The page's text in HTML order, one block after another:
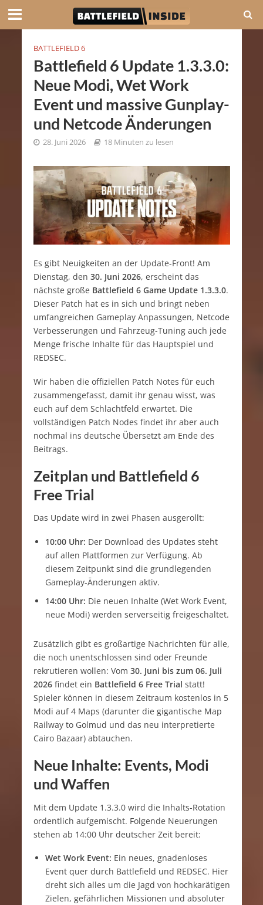
BATTLEFIELD 6
Battlefield 6 Update 1.3.3.0:
Neue Modi, Wet Work
Event und massive Gunplay-
und Netcode Änderungen
28. Juni 2026 18 Minuten zu lesen
Es gibt Neuigkeiten an der Update-Front! Am
Dienstag, den 30. Juni 2026, erscheint das
nächste große Battlefield 6 Game Update 1.3.3.0.
Dieser Patch hat es in sich und bringt neben
umfangreichen Gameplay Anpassungen, Netcode
Verbesserungen und Fahrzeug-Tuning auch jede
Menge frische Inhalte für das Hauptspiel und
REDSEC.
Wir haben die offiziellen Patch Notes für euch
zusammengefasst, damit ihr genau wisst, was
euch auf dem Schlachtfeld erwartet. Die
vollständigen Patch Nodes findet ihr aber auch
nochmal ins deutsche Übersetzt am Ende des
Beitrags.
Zeitplan und Battlefield 6
Free Trial
Das Update wird in zwei Phasen ausgerollt:
10:00 Uhr: Der Download des Updates steht
auf allen Plattformen zur Verfügung. Ab
diesem Zeitpunkt sind die grundlegenden
Gameplay-Änderungen aktiv.
14:00 Uhr: Die neuen Inhalte (Wet Work Event,
neue Modi) werden serverseitig freigeschaltet.
Zusätzlich gibt es großartige Nachrichten für alle,
die noch unentschlossen sind oder Freunde
rekrutieren wollen: Vom 30. Juni bis zum 06. Juli
2026findet ein Battlefield 6 Free Trial statt!
Spieler können in diesem Zeitraum kostenlos in 5
Modi auf 4 Maps (darunter die gigantische Map
Railway to Golmud und das neu interpretierte
Cairo Bazaar) abtauchen.
Neue Inhalte: Events, Modi
und Waffen
Mit dem Update 1.3.3.0 wird die Inhalts-Rotation
ordentlich aufgemischt. Folgende Neuerungen
stehen ab 14:00 Uhr deutscher Zeit bereit:
Wet Work Event: Ein neues, gnadenloses
Event quer durch Battlefield und REDSEC. Hier
dreht sich alles um die Jagd von hochkarätigen
Zielen, gefährlichen Missionen und absoluter